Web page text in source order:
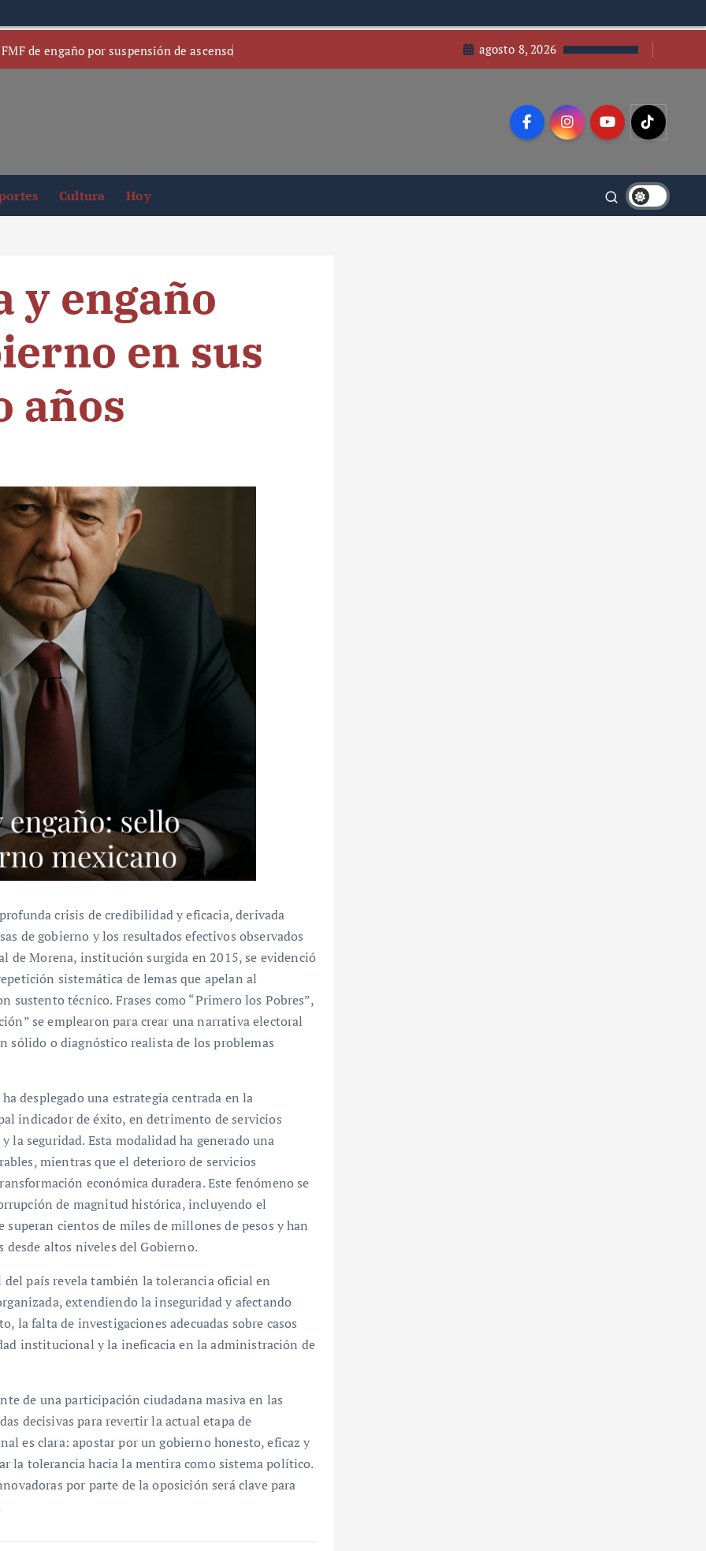
de engaño por suspensión de ascenso agosto 8, 2026
Cultura Hoy
y engaño
en sus
años
crisis de credibilidad y eficacia, derivada
de gobierno y los resultados efectivos observados
de Morena, institución surgida en 2015, se evidenció
sistemática de lemas que apelan al
técnico. Frases como “Primero los Pobres”,
se emplearon para crear una narrativa electoral
sólido o diagnóstico realista de los problemas
desplegado una estrategia centrada en la
indicador de éxito, en detrimento de servicios
la seguridad. Esta modalidad ha generado una
mientras que el deterioro de servicios
económica duradera. Este fenómeno se
de magnitud histórica, incluyendo el
cientos de miles de millones de pesos y han
altos niveles del Gobierno.
país revela también la tolerancia oficial en
extendiendo la inseguridad y afectando
la falta de investigaciones adecuadas sobre casos
institucional y la ineficacia en la administración de
de una participación ciudadana masiva en las
decisivas para revertir la actual etapa de
es clara: apostar por un gobierno honesto, eficaz y
la tolerancia hacia la mentira como sistema político.
por parte de la oposición será clave para